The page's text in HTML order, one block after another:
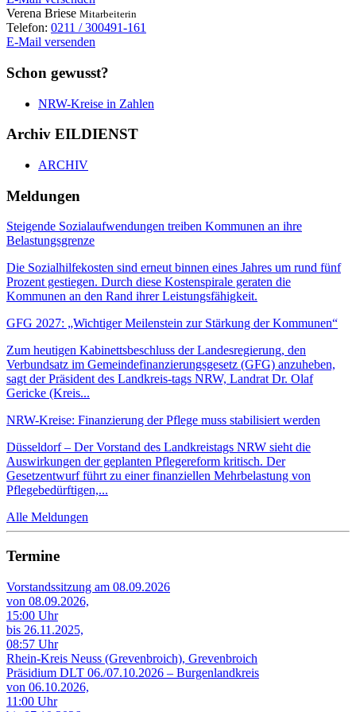
Verena Briese Mitarbeiterin
Telefon: 0211 / 300491-161
E-Mail versenden
Schon gewusst?
NRW-Kreise in Zahlen
Archiv EILDIENST
ARCHIV
Meldungen
Steigende Sozialaufwendungen treiben Kommunen an ihre
Belastungsgrenze
Die Sozialhilfekosten sind erneut binnen eines Jahres um rund fünf
Prozent gestiegen. Durch diese Kostenspirale geraten die
Kommunen an den Rand ihrer Leistungsfähigkeit.
GFG 2027: „Wichtiger Meilenstein zur Stärkung der Kommunen“
Zum heutigen Kabinettsbeschluss der Landesregierung, den
Verbundsatz im Gemeindefinanzierungsgesetz (GFG) anzuheben,
sagt der Präsident des Landkreis-tags NRW, Landrat Dr. Olaf
Gericke (Kreis...
NRW-Kreise: Finanzierung der Pflege muss stabilisiert werden
Düsseldorf – Der Vorstand des Landkreistags NRW sieht die
Auswirkungen der geplanten Pflegereform kritisch. Der
Gesetzentwurf führt zu einer finanziellen Mehrbelastung von
Pflegebedürftigen,...
Alle Meldungen
Termine
Vorstandssitzung am 08.09.2026
von 08.09.2026,
15:00 Uhr
bis 26.11.2025,
08:57 Uhr
Rhein-Kreis Neuss (Grevenbroich), Grevenbroich
Präsidium DLT 06./07.10.2026 – Burgenlandkreis
von 06.10.2026,
11:00 Uhr